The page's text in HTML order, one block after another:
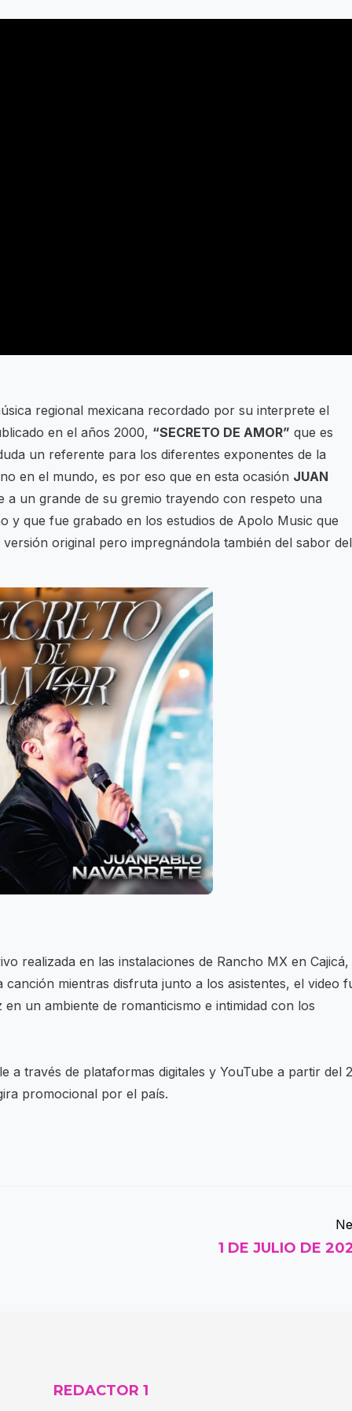
regional mexicana recordado por su interprete el
en el años 2000, “SECRETO DE AMOR” que es
un referente para los diferentes exponentes de la
en el mundo, es por eso que en esta ocasión JUAN
a un grande de su gremio trayendo con respeto una
y que fue grabado en los estudios de Apolo Music que
original pero impregnándola también del sabor del
realizada en las instalaciones de Rancho MX en Cajicá,
mientras disfruta junto a los asistentes, el video
un ambiente de romanticismo e intimidad con los
a través de plataformas digitales y YouTube a partir del 2
promocional por el país.
1 DE JULIO DE
REDACTOR 1